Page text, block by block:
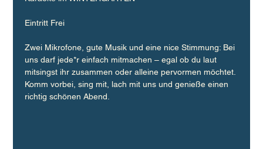
Eintritt Frei
Zwei Mikrofone, gute Musik und eine nice Stimmung: Bei
uns darf jede*r einfach mitmachen – egal ob du laut
mitsingst ihr zusammen oder alleine pervormen möchtet.
Komm vorbei, sing mit, lach mit uns und genieße einen
richtig schönen Abend.